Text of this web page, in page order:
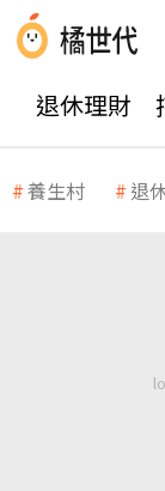
退休理財
養生村 退